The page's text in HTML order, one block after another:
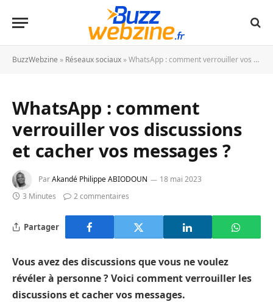
BuzzWebzine » Réseaux sociaux »WhatsApp : comment verrouiller vos discussions et cacher vos messages ?
WhatsApp : comment
verrouiller vos discussions
et cacher vos messages ?
ParAkandé Philippe ABIODOUN
18 mai 2023
3 Minutes
2 commentaires
Partager
Vous avez des discussions que vous ne voulez
révéler à personne ? Voici comment verrouiller les
discussions et cacher vos messages.